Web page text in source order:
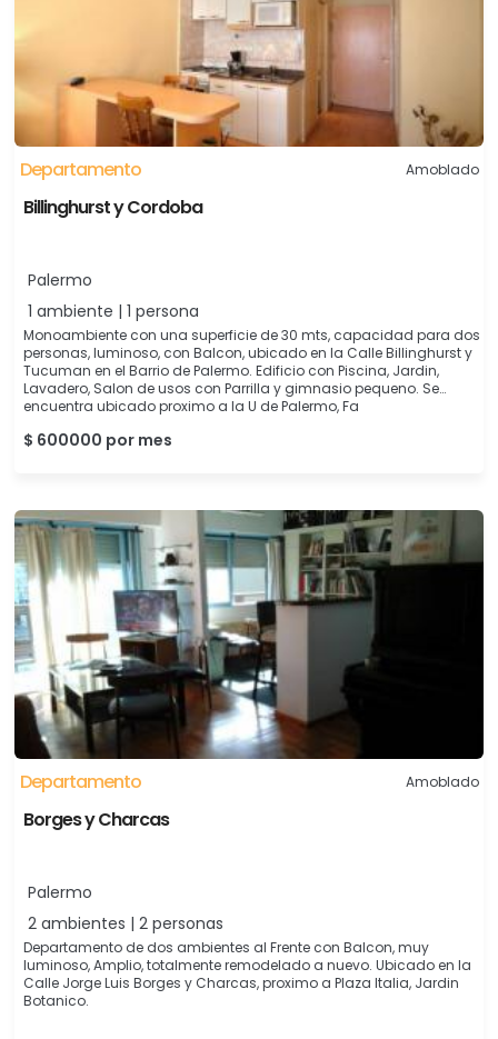
Departamento Amoblado
Billinghurst y Cordoba
Palermo
1 ambiente | 1 persona
Monoambiente con una superficie de 30 mts, capacidad para dos
personas, luminoso, con Balcon, ubicado en la Calle Billinghurst y
Tucuman en el Barrio de Palermo. Edificio con Piscina, Jardin,
Lavadero, Salon de usos con Parrilla y gimnasio pequeno. Se
encuentra ubicado proximo a la U de Palermo, Fa
$ 600000 por mes
Departamento Amoblado
Borges y Charcas
Palermo
2 ambientes | 2 personas
Departamento de dos ambientes al Frente con Balcon, muy
luminoso, Amplio, totalmente remodelado a nuevo. Ubicado en la
Calle Jorge Luis Borges y Charcas, proximo a Plaza Italia, Jardin
Botanico.